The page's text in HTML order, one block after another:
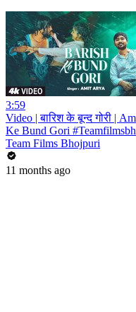
3:59
Video | बारिश के बून्द गोरी |
Ke Bund Gori
Team Films Bhojpuri
11 months ago